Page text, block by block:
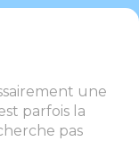
une
parfois la
pas